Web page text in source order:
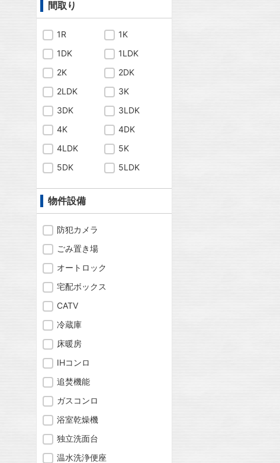
間取り
1R
1K
1DK
1LDK
2K
2DK
2LDK
3K
3DK
3LDK
4K
4DK
4LDK
5K
5DK
5LDK
物件設備
防犯カメラ
ごみ置き場
オートロック
宅配ボックス
CATV
冷蔵庫
床暖房
IHコンロ
追焚機能
ガスコンロ
浴室乾燥機
独立洗面台
温水洗浄便座